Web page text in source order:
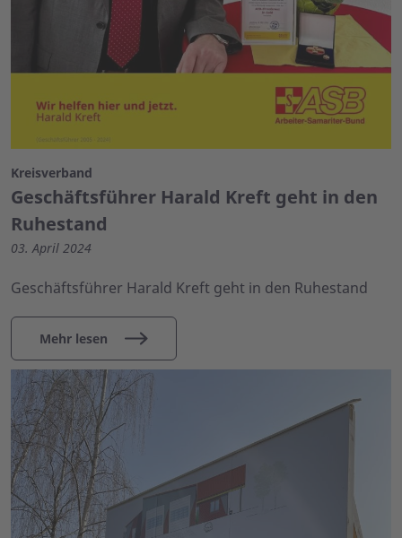
Kreisverband
Geschäftsführer Harald Kreft geht in den
Ruhestand
03. April 2024
Geschäftsführer Harald Kreft geht in den Ruhestand
Mehr lesen